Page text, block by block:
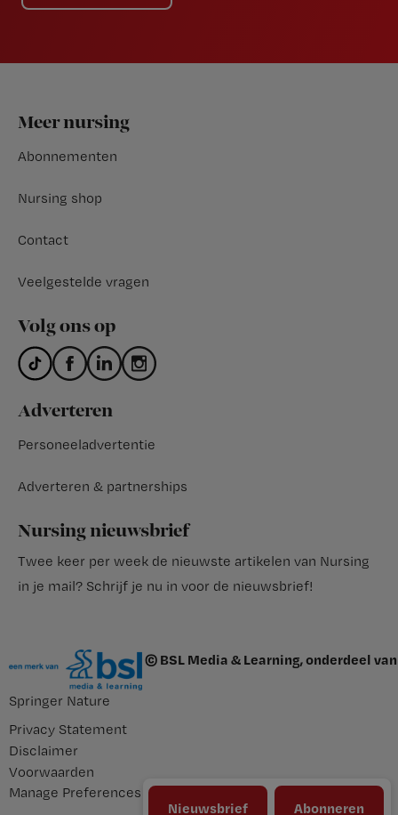
Nieuwsbrief Abonneren
Footer
Meer nursing
Abonnementen
Nursing shop
Contact
Veelgestelde vragen
Volg ons op
Adverteren
Personeeladvertentie
Adverteren & partnerships
Nursing nieuwsbrief
Twee keer per week de nieuwste artikelen van Nursing
in je mail? Schrijf je nu in voor de nieuwsbrief!
© BSL Media & Learning, onderdeel van
Springer Nature
Privacy Statement
Disclaimer
Voorwaarden
Manage Preferences